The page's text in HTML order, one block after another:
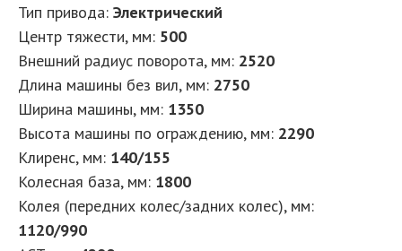
Тип привода: Электрический
Центр тяжести, мм: 500
Внешний радиус поворота, мм: 2520
Длина машины без вил, мм: 2750
Ширина машины, мм: 1350
Высота машины по ограждению, мм: 2290
Клиренс, мм: 140/155
Колесная база, мм: 1800
Колея (передних колес/задних колес), мм:
1120/990